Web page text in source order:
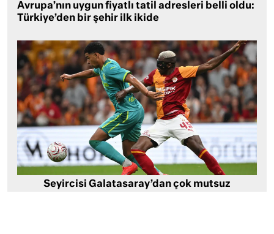
Avrupa’nın uygun fiyatlı tatil adresleri belli oldu:
Türkiye’den bir şehir ilk ikide
Seyircisi Galatasaray’dan çok mutsuz